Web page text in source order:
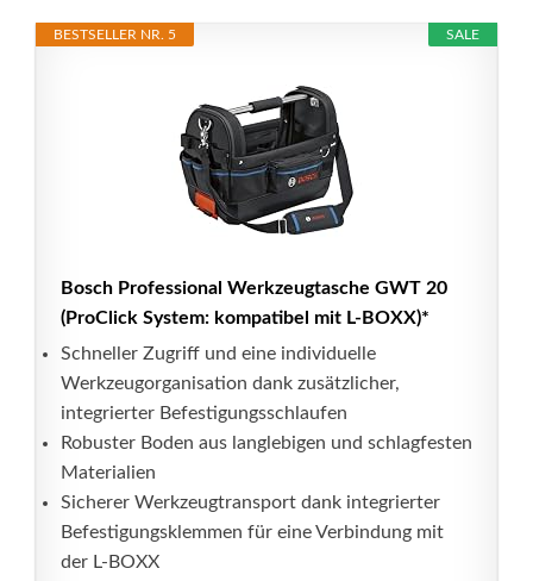
SALE
BESTSELLER NR. 5
Bosch Professional Werkzeugtasche GWT 20
(ProClick System: kompatibel mit L-BOXX)*
Schneller Zugriff und eine individuelle
Werkzeugorganisation dank zusätzlicher,
integrierter Befestigungsschlaufen
Robuster Boden aus langlebigen und schlagfesten
Materialien
Sicherer Werkzeugtransport dank integrierter
Befestigungsklemmen für eine Verbindung mit
der L-BOXX